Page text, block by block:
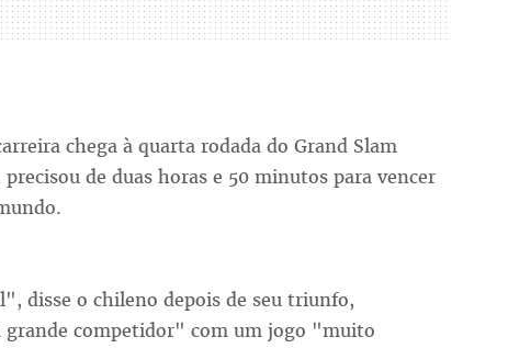
chega à quarta rodada do Grand Slam
de duas horas e 50 minutos para vencer
disse o chileno depois de seu triunfo,
grande competidor" com um jogo "muito